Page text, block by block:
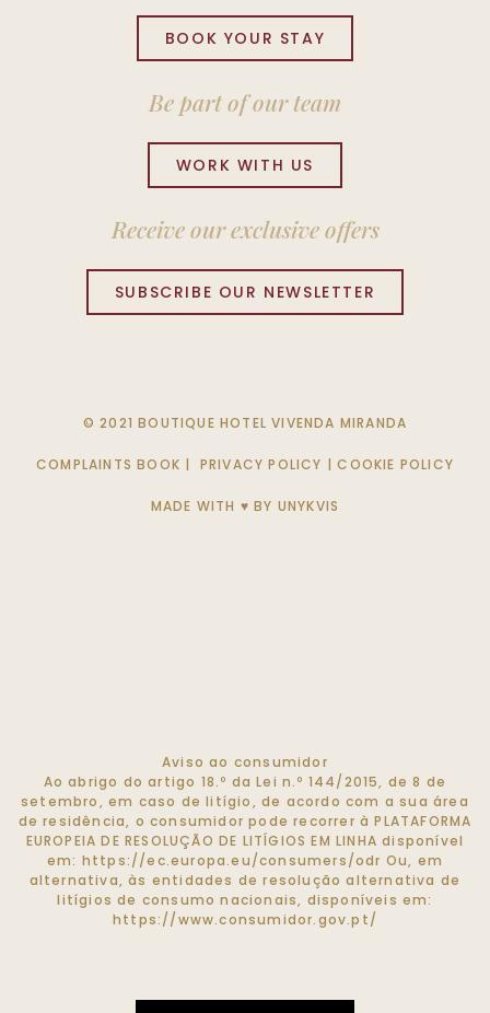
BOOK YOUR STAY
Be part of our team
WORK WITH US
Receive our exclusive offers
SUBSCRIBE OUR NEWSLETTER
© 2021 BOUTIQUE HOTEL VIVENDA MIRANDA
COMPLAINTS BOOK | PRIVACY POLICY |COOKIE POLICY
MADE WITH ♥ BY UNYKVIS
Aviso ao consumidor
Ao abrigo do artigo 18.º da Lei n.º 144/2015, de 8 de
setembro, em caso de litígio, de acordo com a sua área
de residência, o consumidor pode recorrer à PLATAFORMA
EUROPEIA DE RESOLUÇÃO DE LITÍGIOS EM LINHA disponível
em: https://ec.europa.eu/consumers/odr Ou, em
alternativa, às entidades de resolução alternativa de
litígios de consumo nacionais, disponíveis em:
https://www.consumidor.gov.pt/